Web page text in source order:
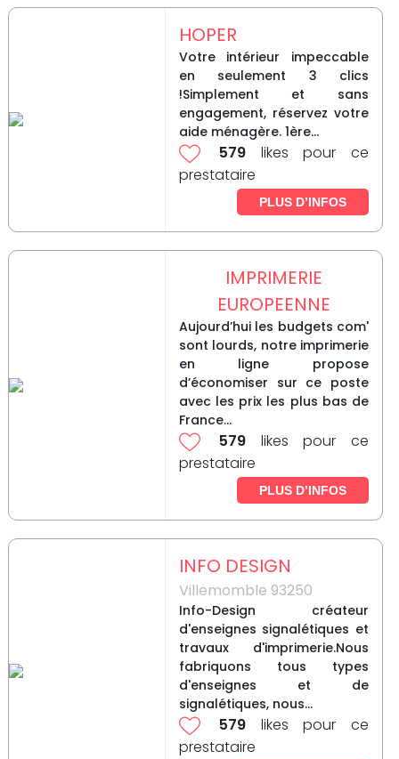
HOPER
Votre intérieur impeccable
en seulement 3 clics
!Simplement et sans
engagement, réservez votre
aide ménagère. 1ère...
579 likes pour ce
prestataire
PLUS D’INFOS
IMPRIMERIE
EUROPEENNE
Aujourd’hui les budgets com'
sont lourds, notre imprimerie
en ligne propose
d’économiser sur ce poste
avec les prix les plus bas de
France...
579 likes pour ce
prestataire
PLUS D’INFOS
INFO DESIGN
Villemomble 93250
Info-Design créateur
d'enseignes signalétiques et
travaux d'imprimerie.Nous
fabriquons tous types
d'enseignes et de
signalétiques, nous...
579 likes pour ce
prestataire